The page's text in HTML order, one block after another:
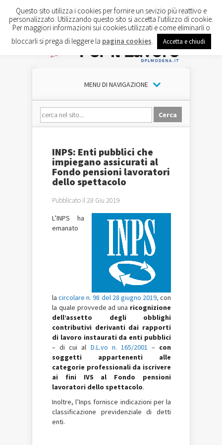
MENU DI NAVIGAZIONE
INPS: Enti pubblici che
impiegano assicurati al
Fondo pensioni lavoratori
dello spettacolo
Pubblicato il 28 Giu 2019
L’INPS ha
emanato
lacircolare n. 98 del 28 giugno 2019, con
la quale provvede ad una ricognizione
dell’assetto degli obblighi
contributivi derivanti dai rapporti
di lavoro instaurati da enti pubblici
– di cui al D.L.vo n. 165/2001 – con
soggetti appartenenti alle
categorie professionali da iscrivere
ai fini IVS al Fondo pensioni
lavoratori dello spettacolo.
Inoltre, l’Inps fornisce indicazioni per la
classificazione previdenziale di detti
enti.
Questo sito utilizza i cookies per fornire un sevizio più reattivo e
personalizzato. Utilizzando questo sito si accetta l'utilizzo di cookie.
Per maggiori informazioni sui cookies utilizzati e come eliminarli o
bloccarli si prega di leggere la pagina cookies Accetta e chiudi